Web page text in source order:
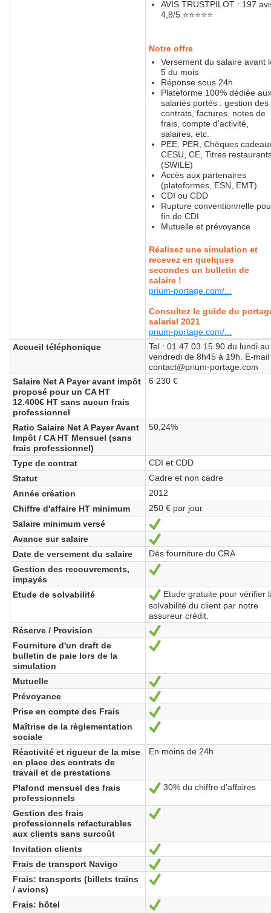
AVIS TRUSTPILOT : 197
4,8/5 ⭐️⭐️⭐️⭐️⭐️
Notre offre
Versement du salaire avant
5 du mois
Réponse sous 24h
Plateforme 100% dédiée aux
salariés portés : gestion des
contrats, factures, notes de
frais, compte d'activité,
salaires, etc.
PEE, PER, Chèques
CESU, CE, Titres
(SWILE)
Accès aux partenaires
(plateformes, ESN, EMT)
CDI ou CDD
Rupture conventionnelle
fin de CDI
Mutuelle et prévoyance
Réalisez une simulation et
recevez en quelques
secondes un bulletin de
salaire !
prium-portage.com/...
Consultez le guide du
salarial 2021
prium-portage.com/...
Accueil téléphonique
Tel : 01 47 03 15 90 du lundi au
vendredi de 8h45 à 19h. E-mail
contact@prium-portage.com
Salaire Net A Payer avant impôt
proposé pour un CA HT
12.400€ HT sans aucun frais
professionnel
6 230 €
Ratio Salaire Net A Payer Avant
Impôt / CA HT Mensuel (sans
frais professionnel)
50,24%
Type de contrat
CDI et CDD
Statut
Cadre et non cadre
Année création
2012
Chiffre d'affaire HT minimum
250 € par jour
Salaire minimum versé
Oui
Avance sur salaire
Oui
Date de versement du salaire
Dès fourniture du CRA
Gestion des recouvrements,
impayés
Oui
Etude de solvabilité Oui
Etude gratuite pour vérifier
solvabilité du client par notre
assureur crédit.
Réserve / Provision
Oui
Fourniture d'un draft de
bulletin de paie lors de la
simulation
Oui
Mutuelle
Oui
Prévoyance
Oui
Prise en compte des Frais
Oui
Maîtrise de la règlementation
sociale
Oui
Réactivité et rigueur de la mise
en place des contrats de
travail et de prestations
En moins de 24h
Plafond mensuel des frais
professionnels
Oui
30% du chiffre d'affaires
Gestion des frais
professionnels refacturables
aux clients sans surcoût
Oui
Invitation clients
Oui
Frais de transport Navigo
Oui
Frais: transports (billets trains
/ avions)
Oui
Frais: hôtel
Oui